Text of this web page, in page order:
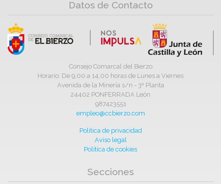
Datos de Contacto
Consejo Comarcal del Bierzo
Horario: De 9,00 a 14,00 horas de Lunes a Viernes
Avenida de la Minería s/n - 3ª Planta
24402 PONFERRADA León
987423551
empleo@ccbierzo.com
Política de privacidad
Aviso legal
Política de cookies
Secciones